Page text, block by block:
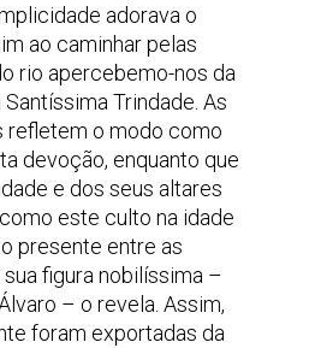
adorava o
ao caminhar pelas
rio apercebemo-nos da
Trindade. As
refletem o modo como
devoção, enquanto que
e dos seus altares
este culto na idade
presente entre as
figura nobilíssima –
– o revela. Assim,
foram exportadas da